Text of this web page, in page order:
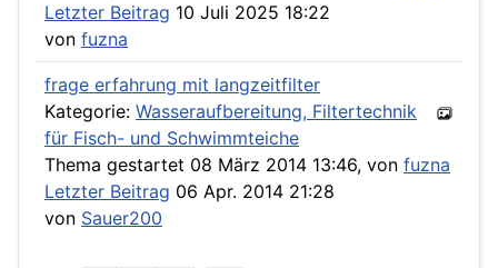
Letzter Beitrag 10 Juli 2025 18:22
von fuzna
frage erfahrung mit langzeitfilter
Kategorie: Wasseraufbereitung, Filtertechnik
für Fisch- und Schwimmteiche
Thema gestartet 08 März 2014 13:46, von fuzna
Letzter Beitrag 06 Apr. 2014 21:28
von Sauer200